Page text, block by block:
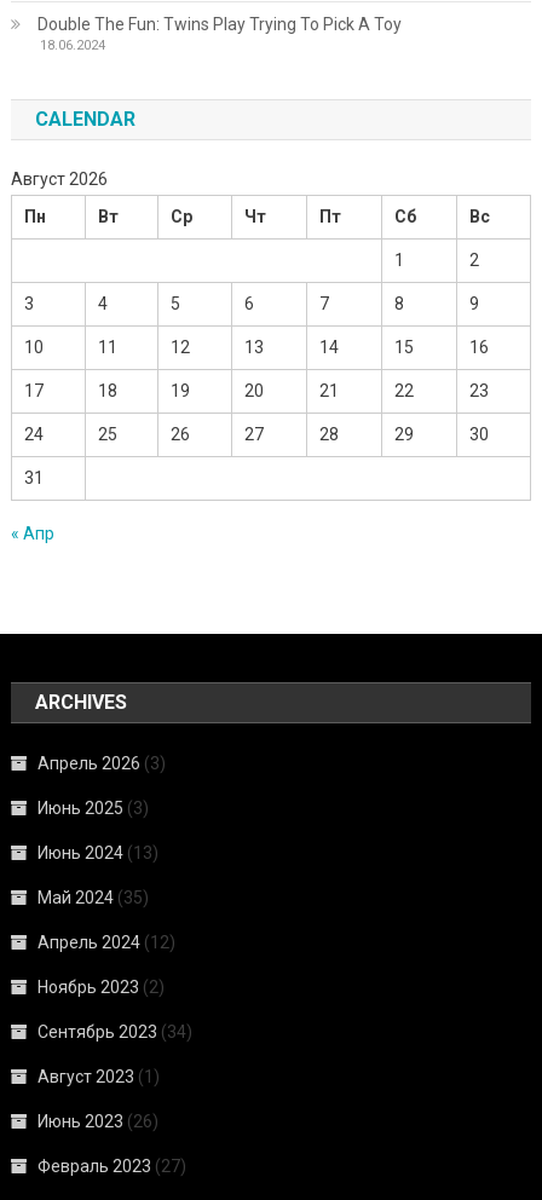
Double The Fun: Twins Play Trying To Pick A Toy
18.06.2024
CALENDAR
Август 2026
Пн
Вт Ср Чт Пт Сб Вс
1 2
3 4 5 6 7 8 9
10 11 12 13 14 15 16
17 18 19 20 21 22 23
24 25 26 27 28 29 30
31
« Апр
ARCHIVES
Апрель 2026 (3)
Июнь 2025 (3)
Июнь 2024 (13)
Май 2024 (35)
Апрель 2024 (12)
Ноябрь 2023 (2)
Сентябрь 2023 (34)
Август 2023 (1)
Июнь 2023 (26)
Февраль 2023 (27)